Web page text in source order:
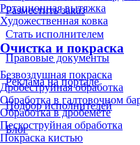
Ротационная вытяжка
Художественная ковка
Очистка и покраска
Безвоздушная покраска
Дробеструйная обработка
Обработка в галтовочном
Обработка в дробемёте
Пескоструйная обработка
Покраска кистью
Разместить заказ
Стать исполнителем
Правовые документы
Реклама на портале
Подбор исполнителей
Блог